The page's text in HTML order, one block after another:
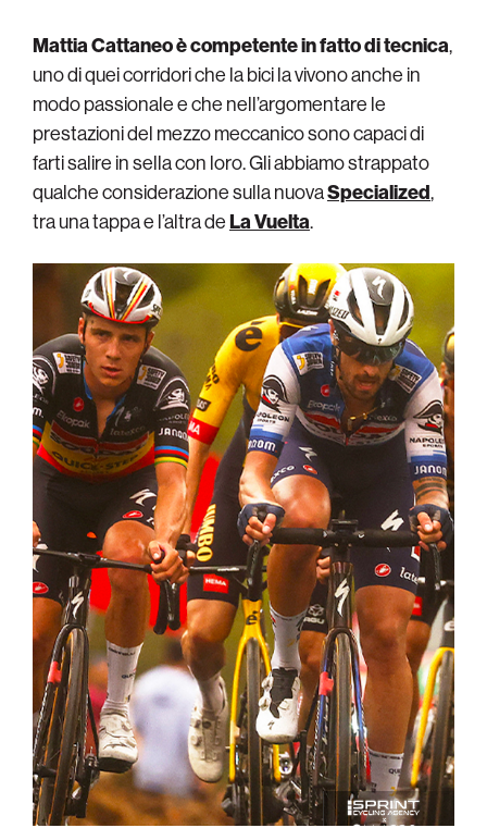
Mattia Cattaneo è competente in fatto di tecnica,
uno di quei corridori che la bici la vivono anche in
modo passionale e che nell’argomentare le
prestazioni del mezzo meccanico sono capaci di
farti salire in sella con loro. Gli abbiamo strappato
qualche considerazione sulla nuovaSpecialized,
tra una tappa e l’altra deLa Vuelta.